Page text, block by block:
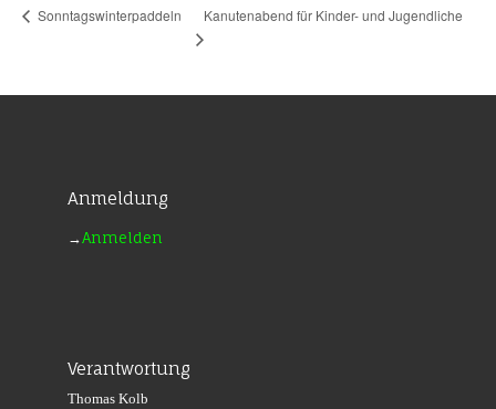
Sonntagswinterpaddeln Kanutenabend für Kinder- und Jugendliche
Anmeldung
→Anmelden
Verantwortung
Thomas Kolb